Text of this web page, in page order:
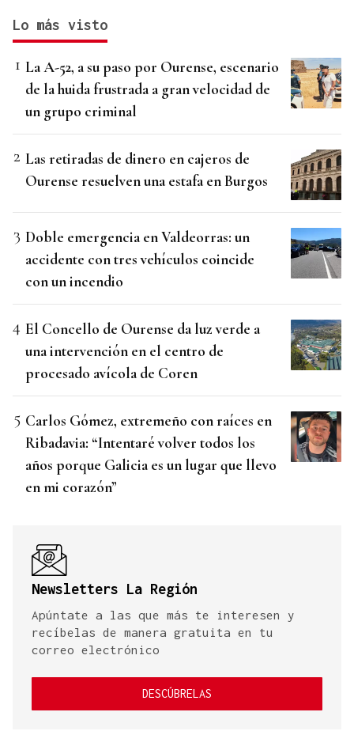
Lo más visto
La A-52, a su paso por Ourense, escenario
de la huida frustrada a gran velocidad de
un grupo criminal
Las retiradas de dinero en cajeros de
Ourense resuelven una estafa en Burgos
Doble emergencia en Valdeorras: un
accidente con tres vehículos coincide
con un incendio
El Concello de Ourense da luz verde a
una intervención en el centro de
procesado avícola de Coren
Carlos Gómez, extremeño con raíces en
Ribadavia: “Intentaré volver todos los
años porque Galicia es un lugar que llevo
en mi corazón”
Newsletters La Región
Apúntate a las que más te interesen y
recíbelas de manera gratuita en tu
correo electrónico
DESCÚBRELAS